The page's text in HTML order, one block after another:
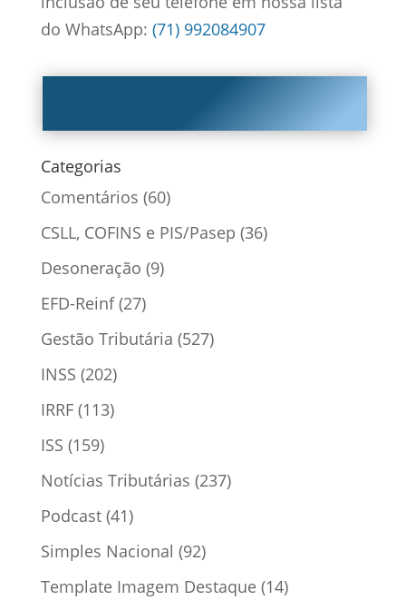
do WhatsApp: (71) 992084907
Categorias
Comentários (60)
CSLL, COFINS e PIS/Pasep (36)
Desoneração (9)
EFD-Reinf(27)
Gestão Tributária (527)
INSS (202)
IRRF(113)
ISS (159)
Notícias Tributárias (237)
Podcast(41)
Simples Nacional (92)
Template Imagem Destaque(14)